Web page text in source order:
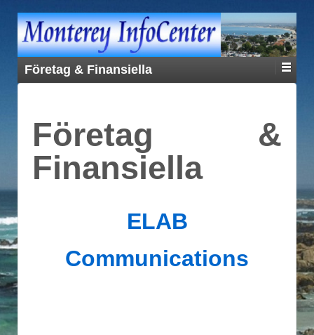
Företag & Finansiella
Företag &
Finansiella
ELAB
Communications